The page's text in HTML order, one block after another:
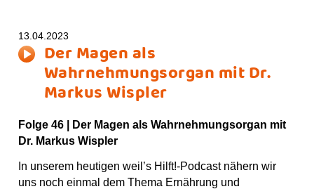
Der Magen als
Wahrnehmungsorgan mit Dr.
Markus Wispler
13.04.2023
Folge 46 | Der Magen als Wahrnehmungsorgan mit
Dr. Markus Wispler
In unserem heutigen weil’s Hilft!-Podcast nähern wir
uns noch einmal dem Thema Ernährung und